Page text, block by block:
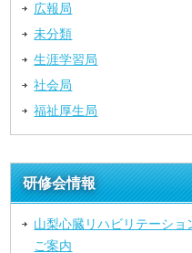
広報局
未分類
生涯学習局
社会局
福祉厚生局
研修会情報
山梨心臓リハビリテーシ
ご案内